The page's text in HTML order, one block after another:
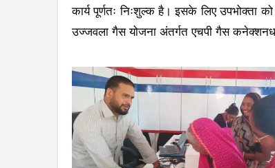
कार्य पूर्णतः निःशुल्क है। इसके लिए उपभोक्ता
उज्जवला गैस योजना अंतर्गत एचपी गैस